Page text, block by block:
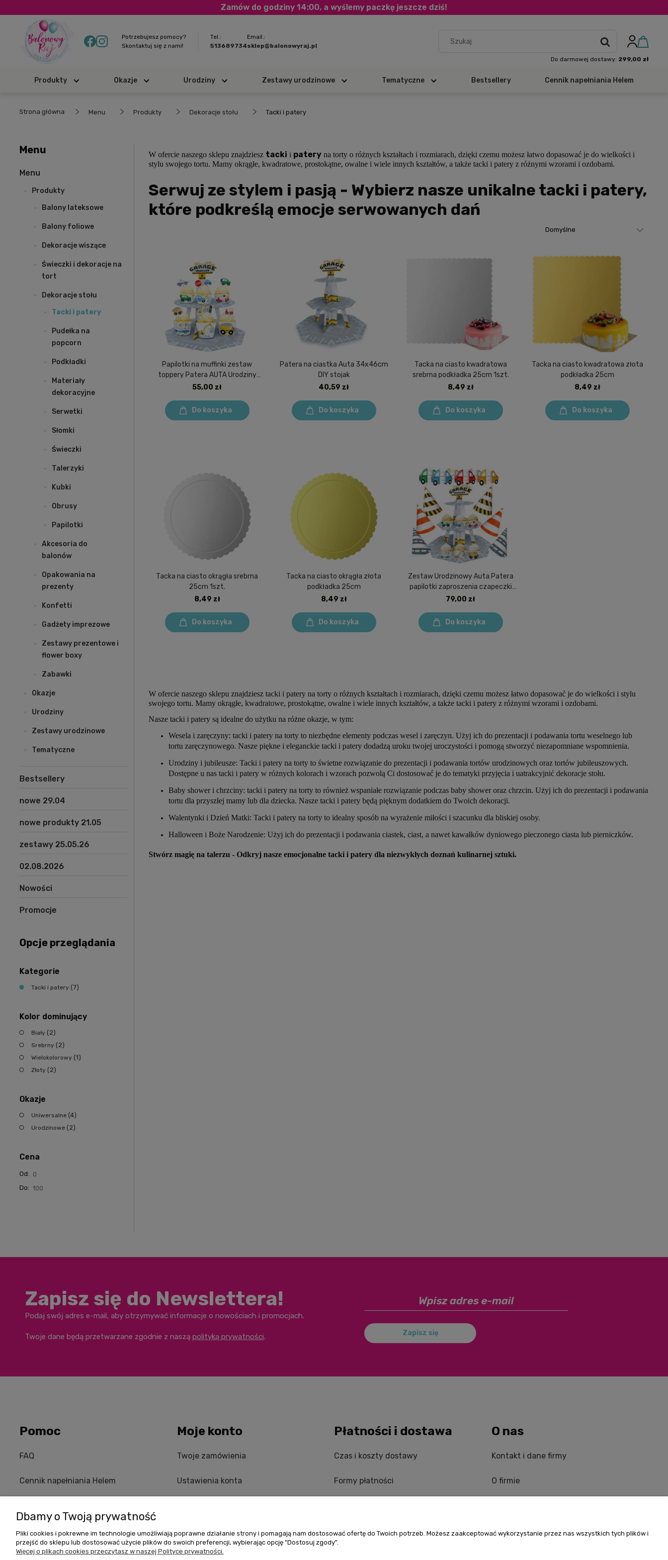
Zamów do godziny 14:00, a wyślemy paczkę jeszcze dziś!
Potrzebujesz pomocy?
Skontaktuj się z nami!
Tel.:
513689734
Email.:
sklep@balonowyraj.pl
Do darmowej dostawy: 299,00 zł
Produkty Okazje Urodziny Zestawy urodzinowe Tematyczne Bestsellery Cennik napełniania Helem
Strona główna Menu Produkty Dekoracje stołu Tacki i patery
Menu
Menu
Produkty
Balony lateksowe
Balony foliowe
Dekoracje wiszące
Świeczki i dekoracje na
tort
Dekoracje stołu
Tacki i patery
Pudełka na
popcorn
Podkładki
Materiały
dekoracyjne
Serwetki
Słomki
Świeczki
Talerzyki
Kubki
Obrusy
Papilotki
Akcesoria do
balonów
Opakowania na
prezenty
Konfetti
Gadżety imprezowe
Zestawy prezentowe i
flower boxy
Zabawki
Okazje
Urodziny
Zestawy urodzinowe
Tematyczne
Bestsellery
nowe 29.04
nowe produkty 21.05
zestawy 25.05.26
02.08.2026
Nowości
Promocje
Opcje przeglądania
Kategorie
Tacki i patery (7)
Kolor dominujący
Biały (2)
Srebrny (2)
Wielokolorowy (1)
Złoty (2)
Okazje
Uniwersalne (4)
Urodzinowe (2)
Cena
Od:
Do:
W ofercie naszego sklepu znajdziesz tacki i patery na torty o różnych kształtach i rozmiarach, dzięki czemu możesz łatwo dopasować je do wielkości i
stylu swojego tortu. Mamy okrągłe, kwadratowe, prostokątne, owalne i wiele innych kształtów, a także tacki i patery z różnymi wzorami i ozdobami.
Serwuj ze stylem i pasją - Wybierz nasze unikalne tacki i patery,
które podkreślą emocje serwowanych dań
Papilotki na muffinki zestaw
toppery Patera AUTA Urodziny
Chłopca Budowa
55,00 zł
Do koszyka
Patera na ciastka Auta 34x46cm
DIY stojak
40,59 zł
Do koszyka
Tacka na ciasto kwadratowa
srebrna podkładka 25cm 1szt.
8,49 zł
Do koszyka
Tacka na ciasto kwadratowa złota
podkładka 25cm
8,49 zł
Do koszyka
Tacka na ciasto okrągła srebrna
25cm 1szt.
8,49 zł
Do koszyka
Tacka na ciasto okrągła złota
podkładka 25cm
8,49 zł
Do koszyka
Zestaw Urodzinowy Auta Patera
papilotki zaproszenia czapeczki
Koparka Straż
79,00 zł
Do koszyka
W ofercie naszego sklepu znajdziesz tacki i patery na torty o różnych kształtach i rozmiarach, dzięki czemu możesz łatwo dopasować je do wielkości i stylu
swojego tortu. Mamy okrągłe, kwadratowe, prostokątne, owalne i wiele innych kształtów, a także tacki i patery z różnymi wzorami i ozdobami.
Nasze tacki i patery są idealne do użytku na różne okazje, w tym:
Wesela i zaręczyny: tacki i patery na torty to niezbędne elementy podczas wesel i zaręczyn. Użyj ich do prezentacji i podawania tortu weselnego lub
tortu zaręczynowego. Nasze piękne i eleganckie tacki i patery dodadzą uroku twojej uroczystości i pomogą stworzyć niezapomniane wspomnienia.
Urodziny i jubileusze: Tacki i patery na torty to świetne rozwiązanie do prezentacji i podawania tortów urodzinowych oraz tortów jubileuszowych.
Dostępne u nas tacki i patery w różnych kolorach i wzorach pozwolą Ci dostosować je do tematyki przyjęcia i uatrakcyjnić dekoracje stołu.
Baby shower i chrzciny: tacki i patery na torty to również wspaniałe rozwiązanie podczas baby shower oraz chrzcin. Użyj ich do prezentacji i podawania
tortu dla przyszłej mamy lub dla dziecka. Nasze tacki i patery będą pięknym dodatkiem do Twoich dekoracji.
Walentynki i Dzień Matki: Tacki i patery na torty to idealny sposób na wyrażenie miłości i szacunku dla bliskiej osoby.
Halloween i Boże Narodzenie: Użyj ich do prezentacji i podawania ciastek, ciast, a nawet kawałków dyniowego pieczonego ciasta lub pierniczków.
Stwórz magię na talerzu - Odkryj nasze emocjonalne tacki i patery dla niezwykłych doznań kulinarnej sztuki.
Zapisz się do Newslettera!
Podaj swój adres e-mail, aby otrzymywać informacje o nowościach i promocjach.
Twoje dane będą przetwarzane zgodnie z naszą polityką prywatności. Zapisz się
Pomoc
FAQ
Cennik napełniania Helem
Regulamin
Regulamin Voucherów
Moje konto
Twoje zamówienia
Ustawienia konta
Płatności i dostawa
Czas i koszty dostawy
Formy płatności
O nas
Kontakt i dane firmy
O firmie
Dbamy o Twoją prywatność
Pliki cookies i pokrewne im technologie umożliwiają poprawne działanie strony i pomagają nam dostosować ofertę do Twoich potrzeb. Możesz zaakceptować wykorzystanie przez nas wszystkich tych plików i
przejść do sklepu lub dostosować użycie plików do swoich preferencji, wybierając opcję "Dostosuj zgody".
Więcej o plikach cookies przeczytasz w naszej Polityce prywatności.